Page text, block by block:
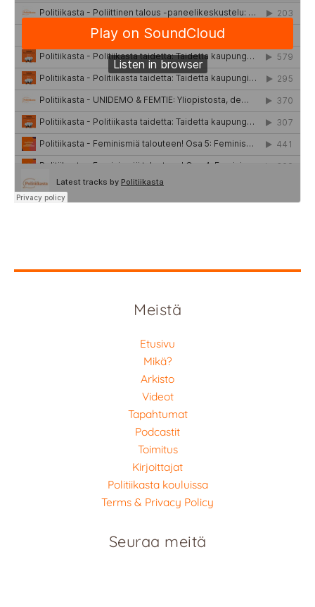
Meistä
Etusivu
Mikä?
Arkisto
Videot
Tapahtumat
Podcastit
Toimitus
Kirjoittajat
Politiikasta kouluissa
Terms & Privacy Policy
Seuraa meitä